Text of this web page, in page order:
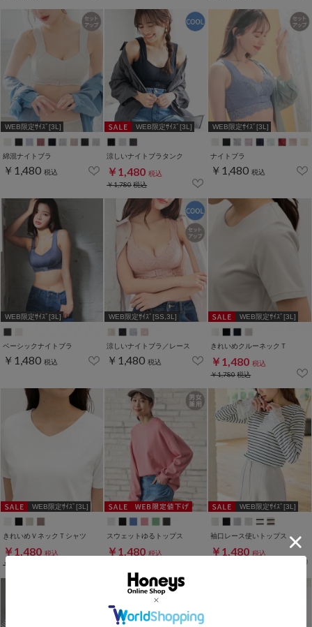
WEB限定ｻｲｽﾞ[3L]
綿混ナイトブラ
￥1,480 税込
WEB限定ｻｲｽﾞ[3L]
涼しいナイトブラタンク
￥1,480 税込
￥1,780税込
WEB限定ｻｲｽﾞ[3L]
ナイトブラ
￥1,480 税込
WEB限定ｻｲｽﾞ[3L]
ベーシックナイトブラ
￥1,480 税込
WEB限定ｻｲｽﾞ[SS,3L]
涼しいナイトブラ／レース
￥1,480 税込
WEB限定ｻｲｽﾞ[3L]
きれいめクルーネックＴ
￥1,480 税込
￥1,780税込
WEB限定ｻｲｽﾞ[3L]
きれいめＶネックＴシャツ
￥1,480 税込
￥1,780
スウェットゆるトップス
￥1,480 税込
WEB限定ｻｲｽﾞ[3L]
袖口レース使いトップス
￥1,480 税込